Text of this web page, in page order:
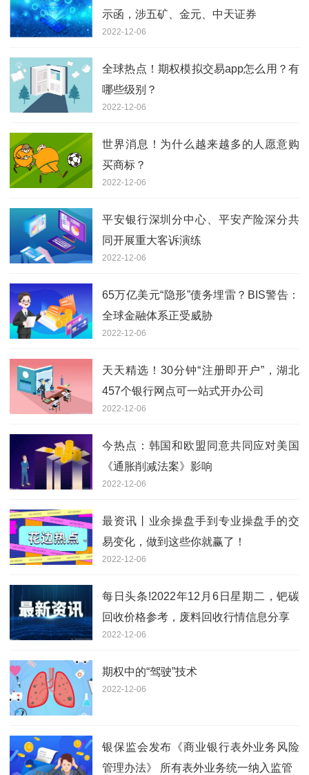
示函，涉五矿、金元、中天证券
2022-12-06
全球热点！期权模拟交易app怎么用？有
哪些级别？
2022-12-06
世界消息！为什么越来越多的人愿意购
买商标？
2022-12-06
平安银行深圳分中心、平安产险深分共
同开展重大客诉演练
2022-12-06
65万亿美元“隐形”债务埋雷？BIS警告：
全球金融体系正受威胁
2022-12-06
天天精选！30分钟“注册即开户”，湖北
457个银行网点可一站式开办公司
2022-12-06
今热点：韩国和欧盟同意共同应对美国
《通胀削减法案》影响
2022-12-06
最资讯丨业余操盘手到专业操盘手的交
易变化，做到这些你就赢了！
2022-12-06
每日头条!2022年12月6日星期二，钯碳
回收价格参考，废料回收行情信息分享
2022-12-06
期权中的“驾驶”技术
2022-12-06
银保监会发布《商业银行表外业务风险
管理办法》 所有表外业务统一纳入监管